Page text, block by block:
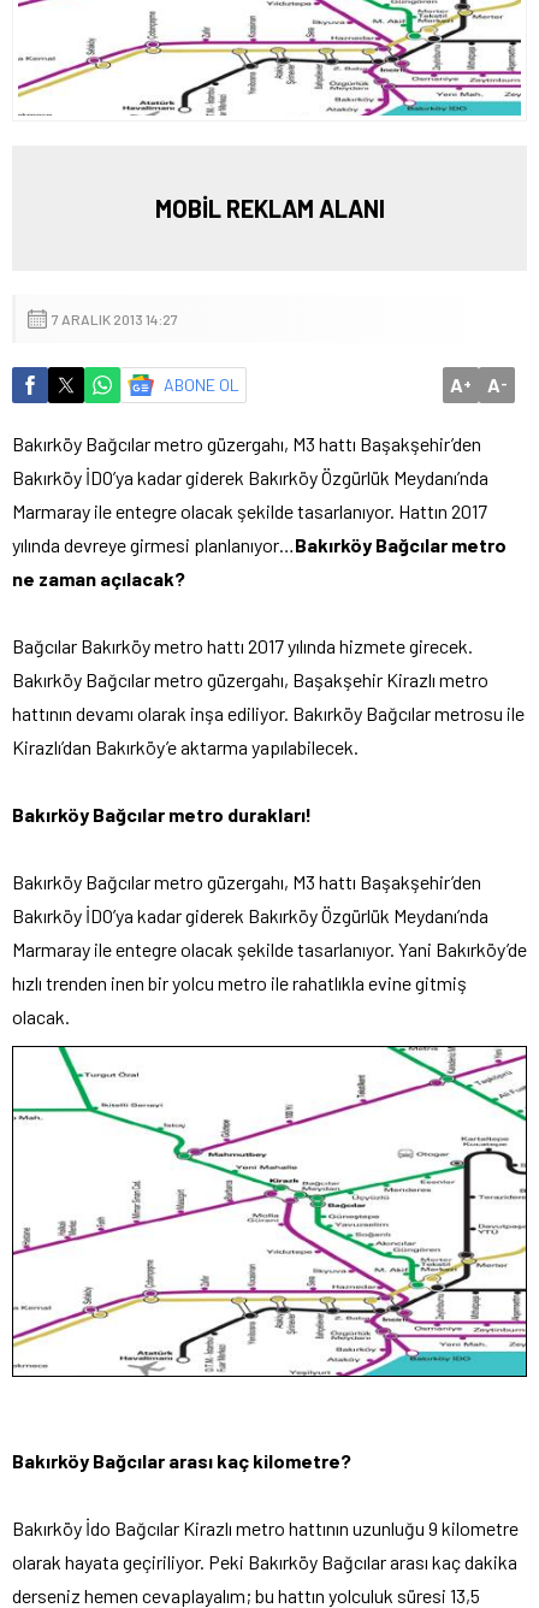
MOBİL REKLAM ALANI
7 ARALIK 2013 14:27
ABONE OL A+ A-
Bakırköy Bağcılar metro güzergahı, M3 hattı Başakşehir’den
Bakırköy İDO’ya kadar giderek Bakırköy Özgürlük Meydanı’nda
Marmaray ile entegre olacak şekilde tasarlanıyor. Hattın 2017
yılında devreye girmesi planlanıyor… Bakırköy Bağcılar metro
ne zaman açılacak?
Bağcılar Bakırköy metro hattı 2017 yılında hizmete girecek.
Bakırköy Bağcılar metro güzergahı, Başakşehir Kirazlı metro
hattının devamı olarak inşa ediliyor. Bakırköy Bağcılar metrosu ile
Kirazlı’dan Bakırköy’e aktarma yapılabilecek.
Bakırköy Bağcılar metro durakları!
Bakırköy Bağcılar metro güzergahı, M3 hattı Başakşehir’den
Bakırköy İDO’ya kadar giderek Bakırköy Özgürlük Meydanı’nda
Marmaray ile entegre olacak şekilde tasarlanıyor. Yani Bakırköy’de
hızlı trenden inen bir yolcu metro ile rahatlıkla evine gitmiş
olacak.
Bakırköy Bağcılar arası kaç kilometre?
Bakırköy İdo Bağcılar Kirazlı metro hattının uzunluğu 9 kilometre
olarak hayata geçiriliyor. Peki Bakırköy Bağcılar arası kaç dakika
derseniz hemen cevaplayalım; bu hattın yolculuk süresi 13,5